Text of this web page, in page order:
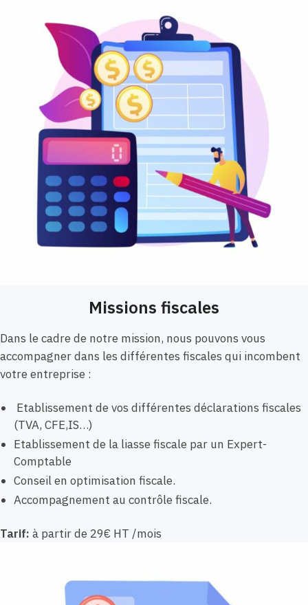
Missions fiscales
Dans le cadre de notre mission, nous pouvons vous
accompagner dans les différentes fiscales qui incombent
votre entreprise :
Etablissement de vos différentes déclarations fiscales
(TVA, CFE,IS…)
Etablissement de la liasse fiscale par un Expert-
Comptable
Conseil en optimisation fiscale.
Accompagnement au contrôle fiscale.
Tarif: à partir de 29€ HT /mois